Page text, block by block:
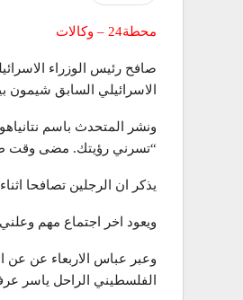
محطة24 – وكالات
صافح رئيس الوزراء
الاسرائيلي السابق شيمون
ونشر المتحدث باسم
“تسرني رؤيتك. مضى وقت
يذكر ان الرجلين تصافحا
ويعود اخر اجتماع مهم وعلني بينهما الى العام 2010، رغم
وعبر عباس الاربعاء عن عن
الفلسطيني الراحل ياسر